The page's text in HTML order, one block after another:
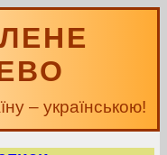
– українською!